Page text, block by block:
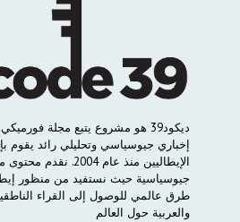
ديكود39 هو مشروع يتبع مجلة فورميكي
إخباري جيوسياسي وتحليلي رائد يقوم
الإيطاليين منذ عام 2004. نقدم محتوى
جيوسياسية حيث نستفيد من منظور
طرق عالمي للوصول إلى القراء
والعربية حول العالم